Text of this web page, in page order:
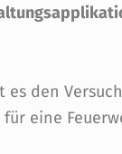
es den
für eine